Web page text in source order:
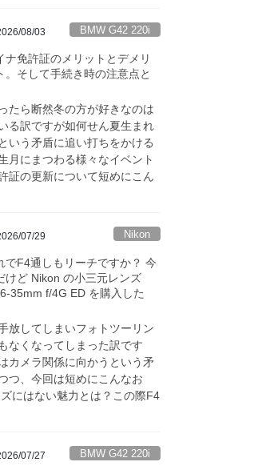
08/03 BMW G42 220i
ナ免許証のメリットとデメリ
。そして手続き時の注意点と
たら断然冬の方が好きなのは
る訳ですが如何せん夏生まれ
いう矛盾に追い打ちをかける
月にまつわる様々なイベント
証の更新について短めにこん
07/29 Nikon
でF4通しもリーチですか？ 今
けど Nikon の小三元レンズ
35mm f/4G ED を購入した
放してしまいフォトツーリン
なくなってしまった訳です
カメラ関係に向かうという矛
つ、今回は短めにこんなお
にはない魅力とは？この際F4
07/27 BMW G42 220i